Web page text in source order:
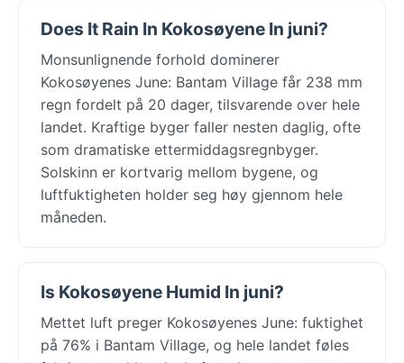
Does It Rain In Kokosøyene In juni?
Monsunlignende forhold dominerer
Kokosøyenes June: Bantam Village får 238 mm
regn fordelt på 20 dager, tilsvarende over hele
landet. Kraftige byger faller nesten daglig, ofte
som dramatiske ettermiddagsregnbyger.
Solskinn er kortvarig mellom bygene, og
luftfuktigheten holder seg høy gjennom hele
måneden.
Is Kokosøyene Humid In juni?
Mettet luft preger Kokosøyenes June: fuktighet
på 76% i Bantam Village, og hele landet føles